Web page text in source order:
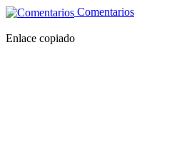
Comentarios
Enlace copiado